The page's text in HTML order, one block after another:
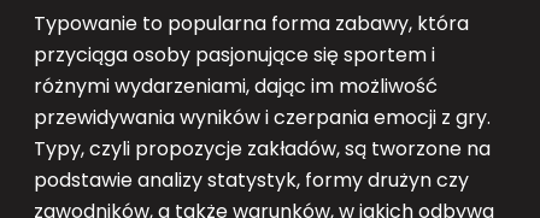
Typowanie to popularna forma zabawy, która
przyciąga osoby pasjonujące się sportem i
różnymi wydarzeniami, dając im możliwość
przewidywania wyników i czerpania emocji z gry.
Typy, czyli propozycje zakładów, są tworzone na
podstawie analizy statystyk, formy drużyn czy
zawodników, a także warunków, w jakich odbywa